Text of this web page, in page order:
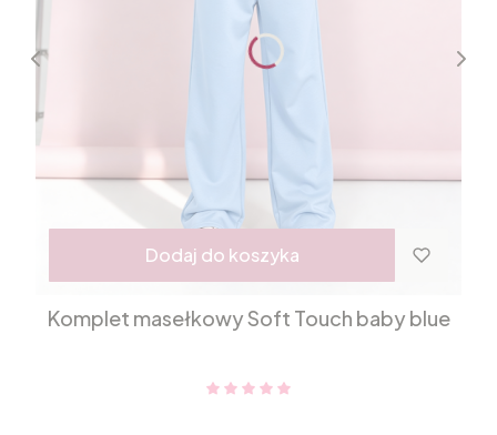
Dodaj do koszyka
Komplet masełkowy Soft Touch baby blue